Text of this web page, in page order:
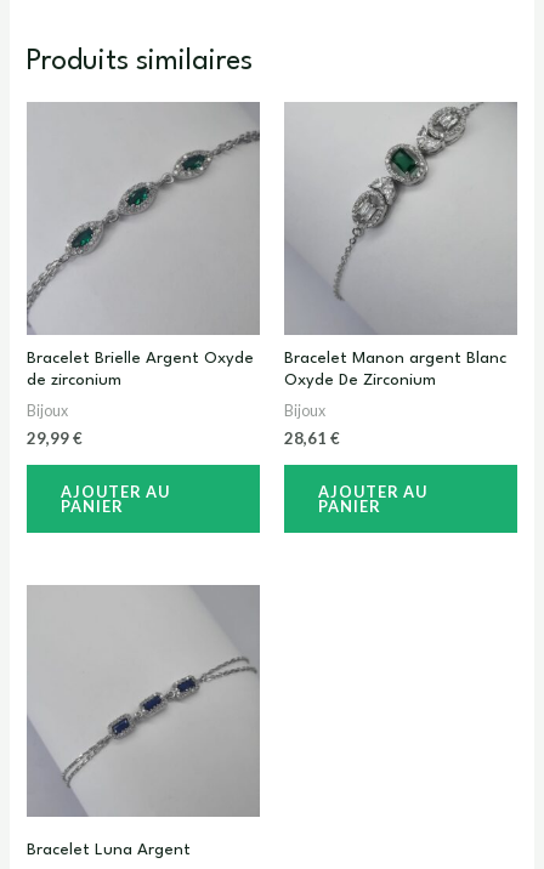
Produits similaires
Bracelet Brielle Argent Oxyde
de zirconium
Bijoux
29,99€
AJOUTER AU
PANIER
Bracelet Manon argent Blanc
Oxyde De Zirconium
Bijoux
28,61 €
AJOUTER AU
PANIER
Bracelet Luna Argent